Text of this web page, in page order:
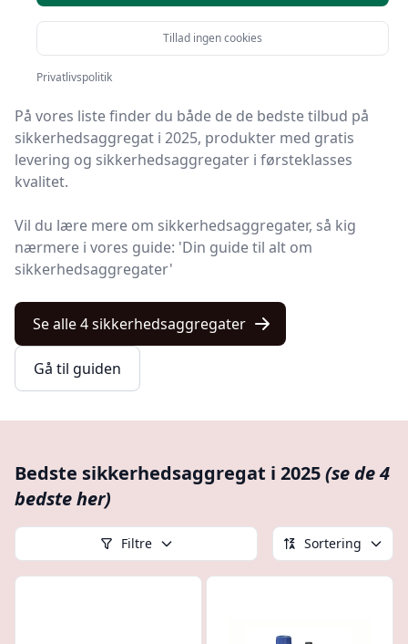
Leder du efter de bedste sikkerhedsaggregater? På
Kulturnet har vi udvalgt 4 produkter, så du let kan
finde din favorit.
På vores liste finder du både de de bedste tilbud på
sikkerhedsaggregat i 2025, produkter med gratis
levering og sikkerhedsaggregater i førsteklasses
kvalitet.
Vil du lære mere om sikkerhedsaggregater, så kig
nærmere i vores guide: 'Din guide til alt om
sikkerhedsaggregater'
Se alle 4 sikkerhedsaggregater
Gå til guiden
Bedste sikkerhedsaggregat i 2025(se de 4
bedste her)
Filtre Sortering
Tillad ingen cookies
Privatlivspolitik